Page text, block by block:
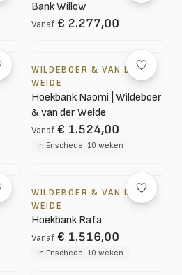
Bank Willow
Vanaf € 2.277,00
WILDEBOER & VAN DER
WEIDE
Hoekbank Naomi | Wildeboer
& van der Weide
Vanaf € 1.524,00
In Enschede: 10 weken
WILDEBOER & VAN DER
WEIDE
Hoekbank Rafa
Vanaf € 1.516,00
In Enschede: 10 weken